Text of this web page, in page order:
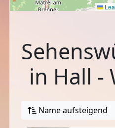
in Hall -
Name aufsteigend